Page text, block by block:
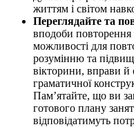
життям і світом
Переглядайте та
вподоби повторення
можливості для
розумінню та
вікторини, вправи й
граматичної
Пам’ятайте, що ви
готового плану
відповідатимуть